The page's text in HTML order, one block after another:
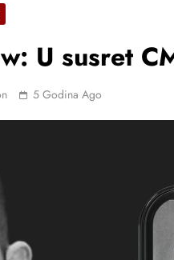
U susret
5 Godina Ago